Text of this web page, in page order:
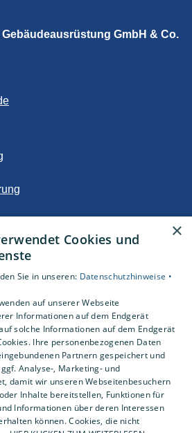
GmbH & Co.
Inhalte anzuzeigen, benötigen wir
Ihre Einwilligung.
finden Sie in unserer
×
Cookies und
Sie in unseren: Datenschutzhinweise •
auf unserer Webseite
Informationen auf dem Endgerät
solche Informationen auf dem Endgerät
Ihre personenbezogenen Daten
Partnern gespeichert und
Analyse-, Marketing- und
damit wir unseren Webseitenbesuchern
Inhalte bereitstellen, Funktionen für
Informationen über deren Interessen
können. Cookies, die nicht